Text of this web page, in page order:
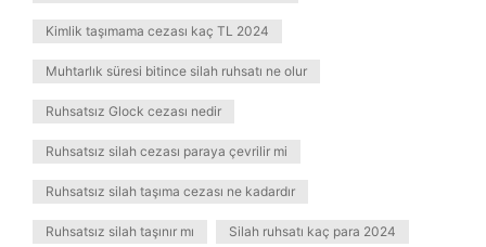
Kimlik taşımama cezası kaç TL 2024
Muhtarlık süresi bitince silah ruhsatı ne olur
Ruhsatsız Glock cezası nedir
Ruhsatsız silah cezası paraya çevrilir mi
Ruhsatsız silah taşıma cezası ne kadardır
Ruhsatsız silah taşınır mı Silah ruhsatı kaç para 2024